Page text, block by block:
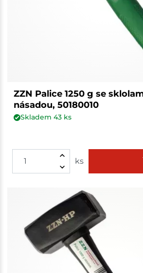
ZZN Palice 1250 g se
násadou, 50180010
Skladem 43ks
ks